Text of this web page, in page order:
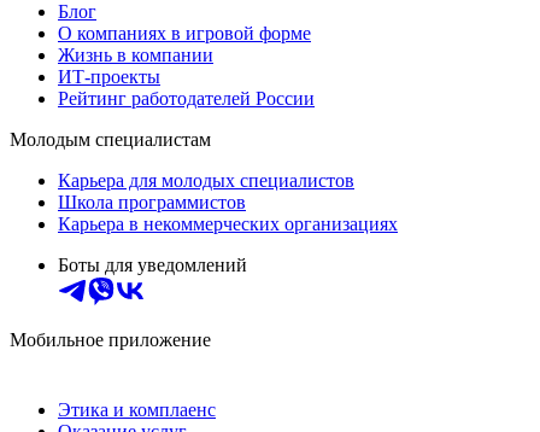
Блог
О компаниях в игровой форме
Жизнь в компании
ИТ-проекты
Рейтинг работодателей России
Молодым специалистам
Карьера для молодых специалистов
Школа программистов
Карьера в некоммерческих организациях
Боты для уведомлений
Мобильное приложение
Этика и комплаенс